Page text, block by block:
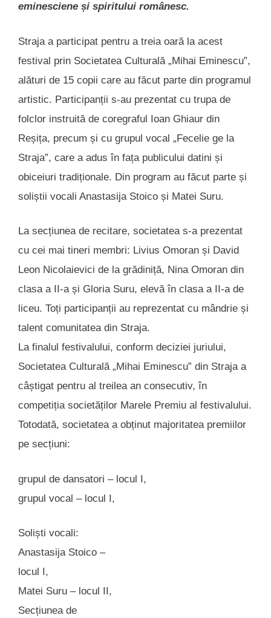
eminesciene și spiritului românesc.
Straja a participat pentru a treia oară la acest
festival prin Societatea Culturală „Mihai Eminescu”,
alături de 15 copii care au făcut parte din programul
artistic. Participanții s-au prezentat cu trupa de
folclor instruită de coregraful Ioan Ghiaur din
Reșița, precum și cu grupul vocal „Fecelie ge la
Straja”, care a adus în fața publicului datini și
obiceiuri tradiționale. Din program au făcut parte și
soliștii vocali Anastasija Stoico și Matei Suru.
La secțiunea de recitare, societatea s-a prezentat
cu cei mai tineri membri: Livius Omoran și David
Leon Nicolaievici de la grădiniță, Nina Omoran din
clasa a II-a și Gloria Suru, elevă în clasa a II-a de
liceu. Toți participanții au reprezentat cu mândrie și
talent comunitatea din Straja.
La finalul festivalului, conform deciziei juriului,
Societatea Culturală „Mihai Eminescu” din Straja a
câștigat pentru al treilea an consecutiv, în
competiția societăților Marele Premiu al festivalului.
Totodată, societatea a obținut majoritatea premiilor
pe secțiuni:
grupul de dansatori – locul I,
grupul vocal – locul I,
Soliști vocali:
Anastasija Stoico –
locul I,
Matei Suru – locul II,
Secțiunea de